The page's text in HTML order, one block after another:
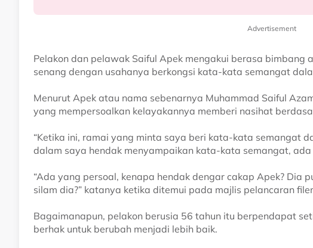
Advertisement
Pelakon dan pelawak Saiful Apek mengakui berasa
senang dengan usahanya berkongsi kata-kata semangat
Menurut Apek atau nama sebenarnya Muhammad Saiful
yang mempersoalkan kelayakannya memberi nasihat
“Ketika ini, ramai yang minta saya beri kata-kata semangat
dalam saya hendak menyampaikan kata-kata semangat,
“Ada yang persoal, kenapa hendak dengar cakap Apek? Dia
silam dia?” katanya ketika ditemui pada majlis pelancaran
Bagaimanapun, pelakon berusia 56 tahun itu berpendapat
berhak untuk berubah menjadi lebih baik.